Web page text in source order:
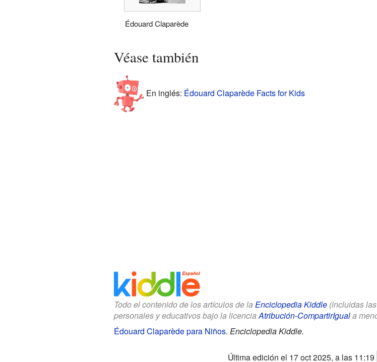
Édouard Claparède
Véase también
En inglés: Édouard Claparède Facts for Kids
Todo el contenido de los artículos de la Enciclopedia Kiddle(incluidas las
personales y educativos bajo la licencia Atribución-CompartirIguala
Édouard Claparède para Niños. Enciclopedia Kiddle.
Última edición el 17 oct 2025, a las 11:19